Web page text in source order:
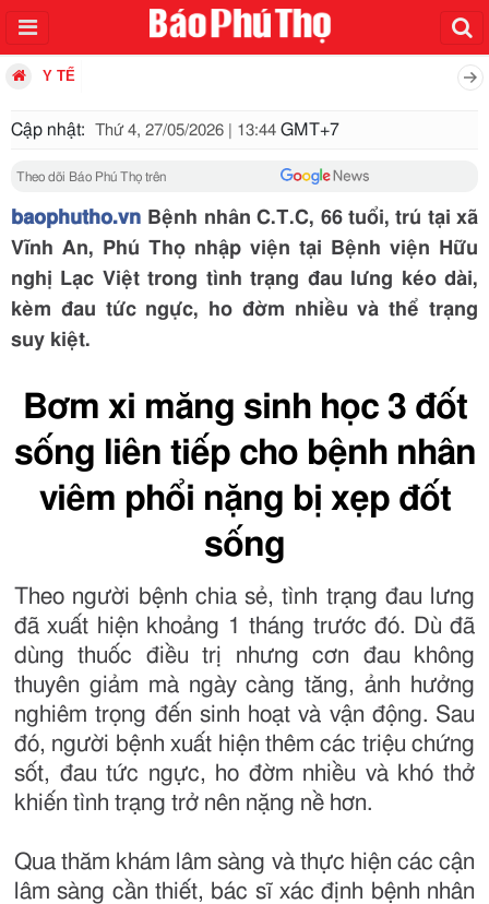
Y TẾ
Cập nhật: Thứ 4, 27/05/2026 | 13:44 GMT+7
Theo dõi Báo Phú Thọ trên
baophutho.vn Bệnh nhân C.T.C, 66 tuổi, trú tại xã
Vĩnh An, Phú Thọ nhập viện tại Bệnh viện Hữu
nghị Lạc Việt trong tình trạng đau lưng kéo dài,
kèm đau tức ngực, ho đờm nhiều và thể trạng
suy kiệt.
Bơm xi măng sinh học 3 đốt
sống liên tiếp cho bệnh nhân
viêm phổi nặng bị xẹp đốt
sống
Theo người bệnh chia sẻ, tình trạng đau lưng
đã xuất hiện khoảng 1 tháng trước đó. Dù đã
dùng thuốc điều trị nhưng cơn đau không
thuyên giảm mà ngày càng tăng, ảnh hưởng
nghiêm trọng đến sinh hoạt và vận động. Sau
đó, người bệnh xuất hiện thêm các triệu chứng
sốt, đau tức ngực, ho đờm nhiều và khó thở
khiến tình trạng trở nên nặng nề hơn.
Qua thăm khám lâm sàng và thực hiện các cận
lâm sàng cần thiết, bác sĩ xác định bệnh nhân